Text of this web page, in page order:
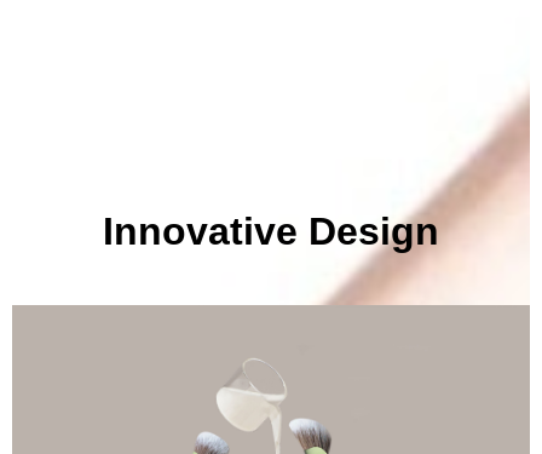
Innovative Design